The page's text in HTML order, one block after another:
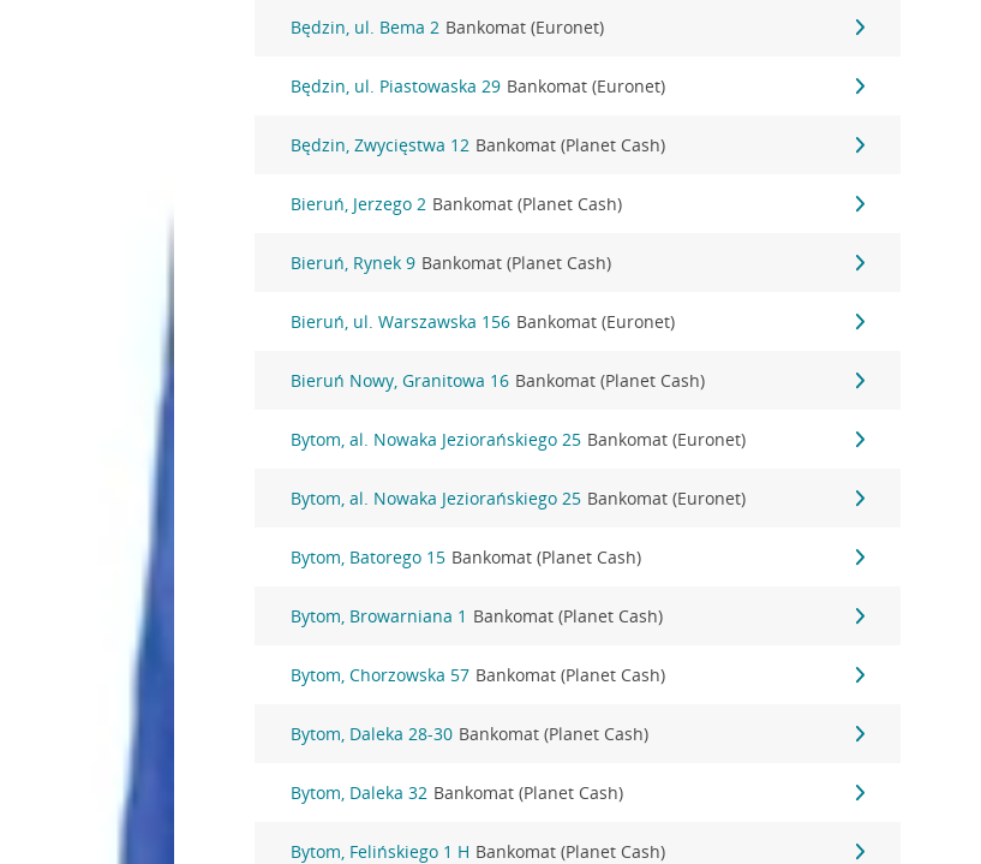
Będzin, ul. Bema 2 Bankomat (Euronet)
Będzin, ul. Piastowaska 29 Bankomat (Euronet)
Będzin, Zwycięstwa 12 Bankomat (Planet Cash)
Bieruń, Jerzego 2 Bankomat (Planet Cash)
Bieruń, Rynek 9 Bankomat (Planet Cash)
Bieruń, ul. Warszawska 156 Bankomat (Euronet)
Bieruń Nowy, Granitowa 16 Bankomat (Planet Cash)
Bytom, al. Nowaka Jeziorańskiego 25 Bankomat (Euronet)
Bytom, al. Nowaka Jeziorańskiego 25 Bankomat (Euronet)
Bytom, Batorego 15 Bankomat (Planet Cash)
Bytom, Browarniana 1 Bankomat (Planet Cash)
Bytom, Chorzowska 57 Bankomat (Planet Cash)
Bytom, Daleka 28-30 Bankomat (Planet Cash)
Bytom, Daleka 32 Bankomat (Planet Cash)
Bytom, Felińskiego 1 H Bankomat (Planet Cash)